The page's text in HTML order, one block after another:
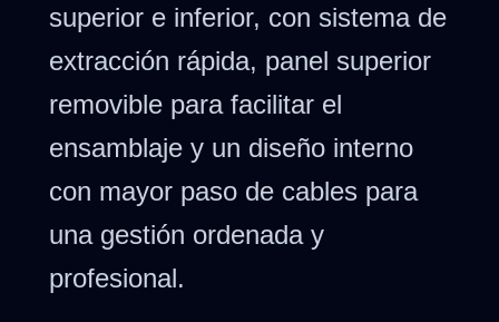
superior e inferior, con sistema de
extracción rápida, panel superior
removible para facilitar el
ensamblaje y un diseño interno
con mayor paso de cables para
una gestión ordenada y
profesional.